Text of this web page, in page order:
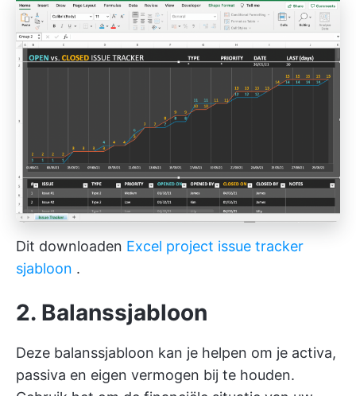
Dit downloaden Excel project issue tracker
sjabloon .
2. Balanssjabloon
Deze balanssjabloon kan je helpen om je activa,
passiva en eigen vermogen bij te houden.